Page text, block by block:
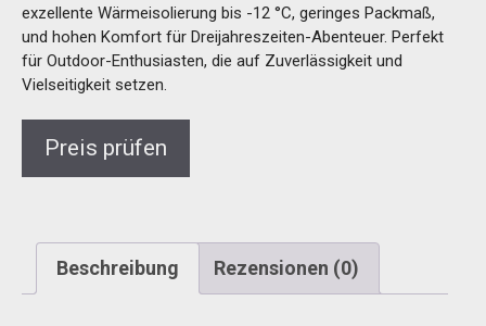
exzellente Wärmeisolierung bis -12 °C, geringes Packmaß,
und hohen Komfort für Dreijahreszeiten-Abenteuer. Perfekt
für Outdoor-Enthusiasten, die auf Zuverlässigkeit und
Vielseitigkeit setzen.
Preis prüfen
Beschreibung Rezensionen (0)